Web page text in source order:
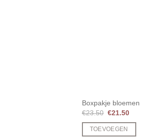
Boxpakje bloemen
€23.50 Oorspronkelijke
was:
€23.50.
€21.50Huidige
TOEVOEGEN